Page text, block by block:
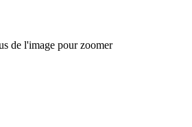
de l'image pour zoomer